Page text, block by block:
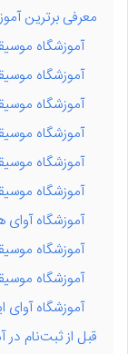
معرفی برترین
آموزشگاه
آموزشگاه
آموزشگاه
آموزشگاه
آموزشگاه
آموزشگاه
آموزشگاه آوای
آموزشگاه
آموزشگاه
آموزشگاه آوای
قبل از ثبت‌نام